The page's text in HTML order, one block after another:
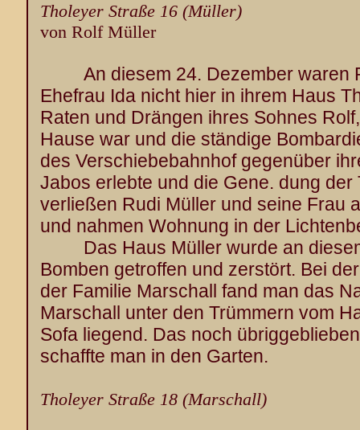
Tholeyer Straße 16 (Müller)
von Rolf Müller
An diesem 24. Dezember waren
Ehefrau Ida nicht hier in ihrem Haus
Raten und Drängen ihres Sohnes
Hause war und die ständige
des Verschiebebahnhof gegenüber
Jabos erlebte und die Gene. dung
verließen Rudi Müller und seine Frau
und nahmen Wohnung in der
Das Haus Müller wurde an
Bomben getroffen und zerstört. Bei
der Familie Marschall fand man das
Marschall unter den Trümmern vom
Sofa liegend. Das noch
schaffte man in den Garten.
Tholeyer Straße 18 (Marschall)